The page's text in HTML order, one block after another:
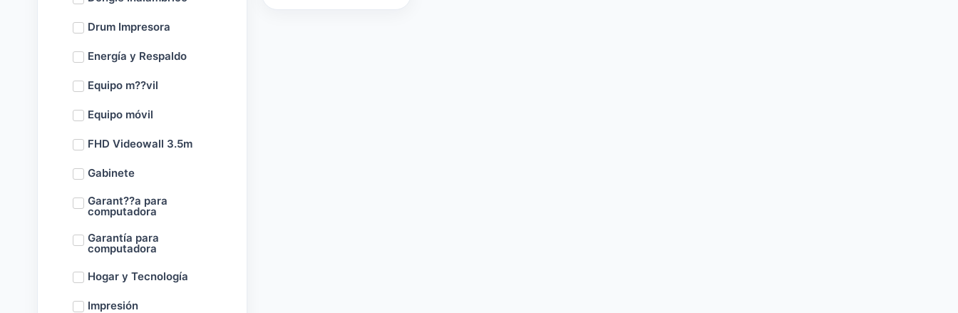
Drum Impresora
Energía y Respaldo
Equipo m??vil
Equipo móvil
FHD Videowall 3.5m
Gabinete
Garant??a para
computadora
Garantía para
computadora
Hogar y Tecnología
Impresión